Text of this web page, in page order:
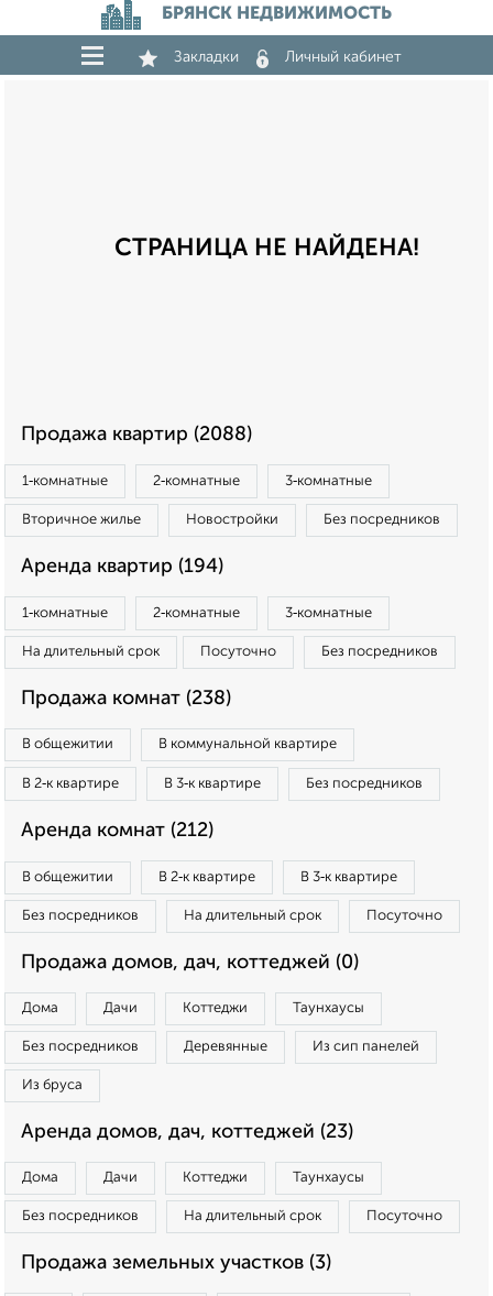
БРЯНСК НЕДВИЖИМОСТЬ
Закладки Личный кабинет
СТРАНИЦА НЕ НАЙДЕНА!
Продажа квартир (2088)
1‑комнатные 2‑комнатные 3‑комнатные
Вторичное жилье Новостройки Без посредников
Аренда квартир (194)
1‑комнатные 2‑комнатные 3‑комнатные
На длительный срок Посуточно Без посредников
Продажа комнат (238)
В общежитии В коммунальной квартире
В 2‑к квартире В 3‑к квартире Без посредников
Аренда комнат (212)
В общежитии В 2‑к квартире В 3‑к квартире
Без посредников На длительный срок Посуточно
Продажа домов, дач, коттеджей (0)
Дома Дачи Коттеджи Таунхаусы
Без посредников Деревянные Из сип панелей
Из бруса
Аренда домов, дач, коттеджей (23)
Дома Дачи Коттеджи Таунхаусы
Без посредников На длительный срок Посуточно
Продажа земельных участков (3)